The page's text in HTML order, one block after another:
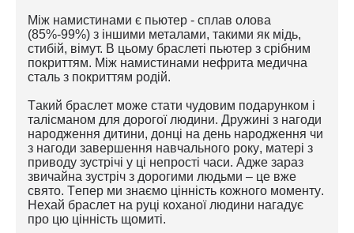
Між намистинами є пьютер - сплав олова
(85%-99%) з іншими металами, такими як мідь,
стибій, вімут. В цьому браслеті пьютер з срібним
покриттям. Між намистинами нефрита медична
сталь з покриттям родій.
Такий браслет може стати чудовим подарунком і
талісманом для дорогої людини. Дружині з нагоди
народження дитини, донці на день народження чи
з нагоди завершення навчального року, матері з
приводу зустрічі у ці непрості часи. Адже зараз
звичайна зустріч з дорогими людьми – це вже
свято. Тепер ми знаємо цінність кожного моменту.
Нехай браслет на руці коханої людини нагадує
про цю цінність щомиті.